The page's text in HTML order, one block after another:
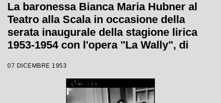
La baronessa Bianca Maria Hubner al
Teatro alla Scala in occasione della
serata inaugurale della stagione lirica
1953-1954 con l'opera "La Wally", di
Giulini, con la regia di Tatiana Pavlova
07 DICEMBRE 1953